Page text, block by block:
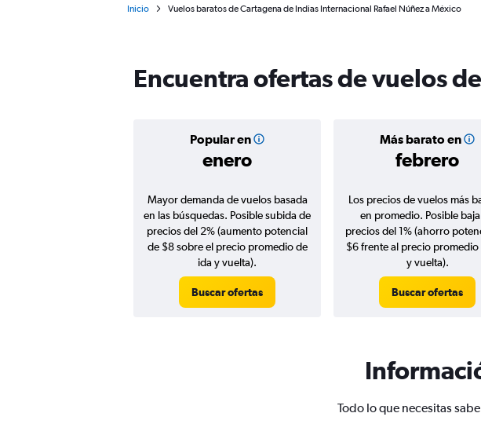
Inicio Vuelos baratos de Cartagena de Indias Internacional Rafael Núñez a México
Encuentra ofertas de vuelos
Popular en
enero
Más barato en
febrero
Mayor demanda de vuelos basada
en las búsquedas. Posible subida de
precios del 2% (aumento potencial
de $8 sobre el precio promedio de
ida y vuelta).
Buscar ofertas
Los precios de vuelos más
en promedio. Posible
precios del 1% (ahorro
$6 frente al precio promedio
y vuelta).
Buscar ofertas
Todo lo que necesitas